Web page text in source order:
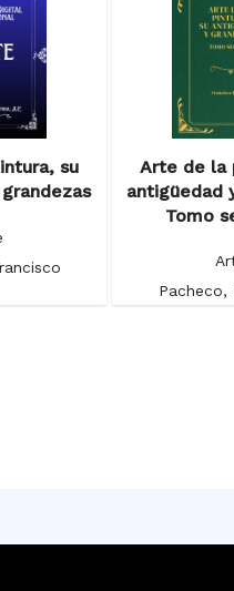
su
Arte de la
antigüedad
Tomo
Pacheco,